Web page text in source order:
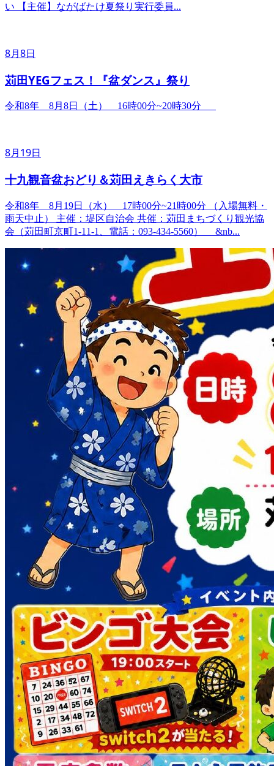
い 【主催】ながばたけ夏祭り実行委員...
8月8日
苅田YEGフェス！『盆ダンス』祭り
令和8年 8月8日（土） 16時00分~20時30分
8月19日
十九観音盆おどり＆苅田えきらく大市
令和8年 8月19日（水） 17時00分~21時00分 （入場無料・
雨天中止） 主催：堤区自治会 共催：苅田まちづくり観光協
会（苅田町京町1-11-1、電話：093-434-5560） &nb...